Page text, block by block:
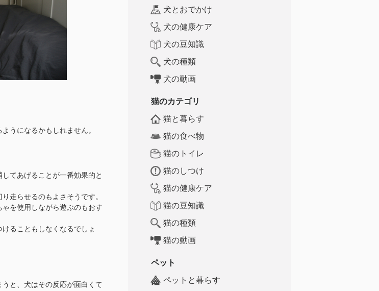
うになるかもしれません。
てあげることが一番効果的と
走らせるのもよさそうです。
を使用しながら遊ぶのもおす
ることもしなくなるでしょ
と、犬はその反応が面白くて
犬とおでかけ
犬の健康ケア
犬の豆知識
犬の種類
犬の動画
猫のカテゴリ
猫と暮らす
猫の食べ物
猫のトイレ
猫のしつけ
猫の健康ケア
猫の豆知識
猫の種類
猫の動画
ペット
ペットと暮らす